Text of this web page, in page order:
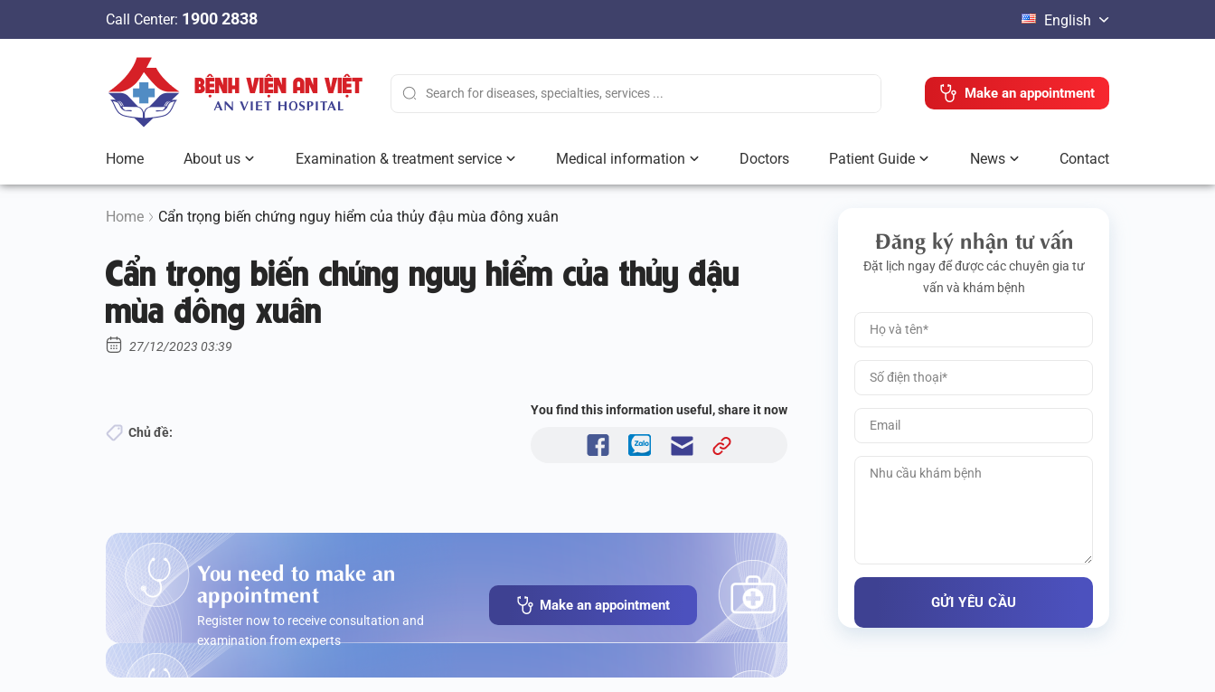
n
Call Center: 1900 2838 English
Make an appointment
Home About us Examination & treatment service Medical information Doctors Patient Guide News Contact
Home Cẩn trọng biến chứng nguy hiểm của thủy đậu mùa đông xuân
Cẩn trọng biến chứng nguy hiểm của thủy đậu
mùa đông xuân
27/12/2023 03:39
Chủ đề:
You find this information useful, share it now
You need to make an
appointment
Register now to receive consultation and
examination from experts
Make an appointment
Đăng ký nhận tư vấn
Đặt lịch ngay để được các chuyên gia tư
vấn và khám bệnh